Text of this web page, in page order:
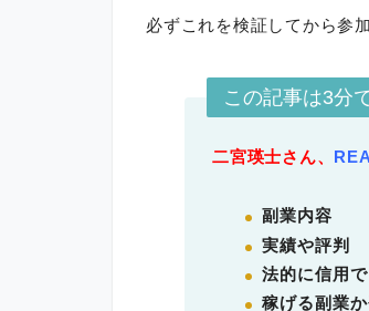
必ずこれを検証してから参
この記事は3分
二宮瑛士さん、
副業内容
実績や評判
法的に信用
稼げる副業